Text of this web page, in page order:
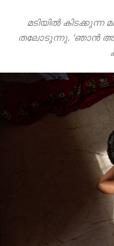
മടിയിൽ
തലോടുന്നു. ‘ഞാൻ